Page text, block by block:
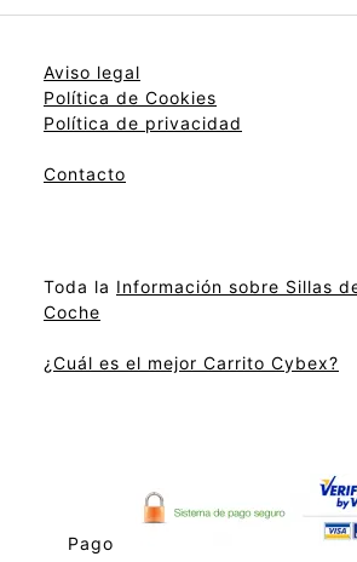
Aviso legal
Política de Cookies
Política de privacidad
Contacto
Toda la Información sobre Sillas
Coche
¿Cuál es el mejor Carrito Cybex?
Pago